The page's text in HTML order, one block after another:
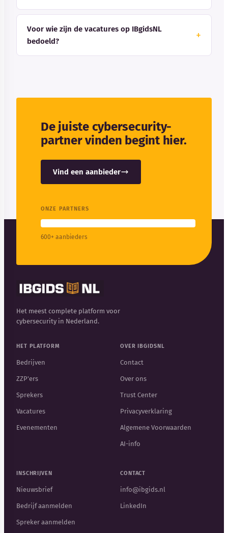
Voor wie zijn de vacatures op IBgidsNL
bedoeld?
De juiste cybersecurity-
partner vinden begint hier.
Vind een aanbieder
ONZE PARTNERS
600+ aanbieders
Het meest complete platform voor
cybersecurity in Nederland.
HET PLATFORM
Bedrijven
ZZP'ers
Sprekers
Vacatures
Evenementen
OVER IBGIDSNL
Contact
Over ons
Trust Center
Privacyverklaring
Algemene Voorwaarden
AI-info
INSCHRIJVEN
Nieuwsbrief
Bedrijf aanmelden
Spreker aanmelden
CONTACT
info@ibgids.nl
LinkedIn